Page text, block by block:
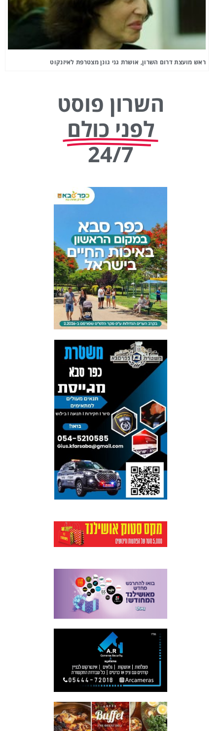
ראש מועצת דרום השרון, אושרת גני גונן מצטרפת לאיזנקוט
השרון פוסט
לפני כולם
24/7